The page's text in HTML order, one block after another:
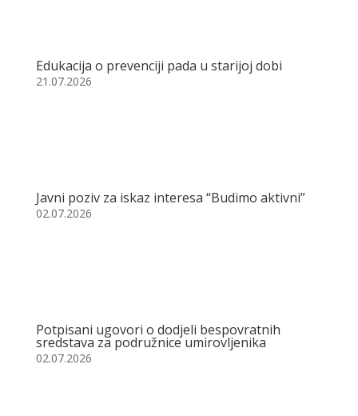
Edukacija o prevenciji pada u starijoj dobi
21.07.2026
Javni poziv za iskaz interesa “Budimo aktivni”
02.07.2026
Potpisani ugovori o dodjeli bespovratnih
sredstava za podružnice umirovljenika
02.07.2026